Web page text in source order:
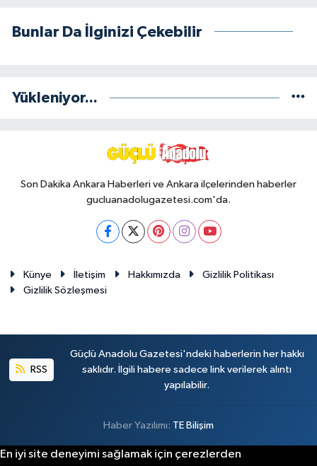
Bunlar Da İlginizi Çekebilir
Yükleniyor...
Son Dakika Ankara Haberleri ve Ankara ilçelerinden haberler
gucluanadolugazetesi.com'da.
Künye İletişim Hakkımızda
Gizlilik Politikası
Gizlilik Sözleşmesi
RSS
Güçlü Anadolu Gazetesi'ndeki haberlerin her hakkı
saklıdır. İlgili habere sadece link verilerek alıntı
yapılabilir.
Haber Yazılımı: TE Bilişim
En iyi site deneyimi sağlamak için çerezlerden